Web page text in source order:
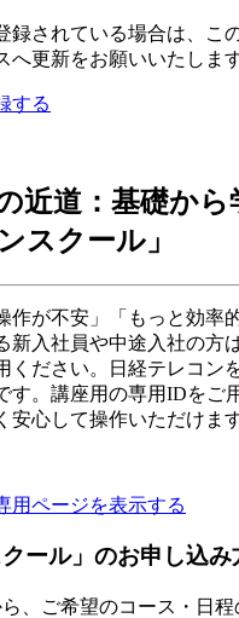
録されている場合は、こ
へ更新をお願いいたします
する
近道：基礎から
スクール」
作が不安」「もっと効率
新入社員や中途入社の方
ください。日経テレコン
す。講座用の専用IDをご
心して操作いただけます
用ページを表示する
クール」のお申し込み
、ご希望のコース・日程